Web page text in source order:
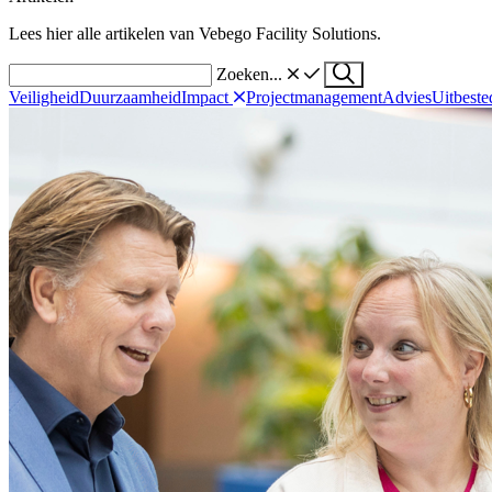
Lees hier alle artikelen van Vebego Facility Solutions.
Zoeken...
VeiligheidDuurzaamheidImpact ProjectmanagementAdvies